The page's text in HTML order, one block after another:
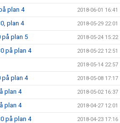
plan 4 2018-06-01 16:41
plan 4 2018-05-29 22:01
på plan 5 2018-05-24 15:22
på plan 4 2018-05-22 12:51
2018-05-14 22:57
på plan 4 2018-05-08 17:17
plan 4 2018-05-02 16:37
plan 4 2018-04-27 12:01
på plan 4 2018-04-23 17:16